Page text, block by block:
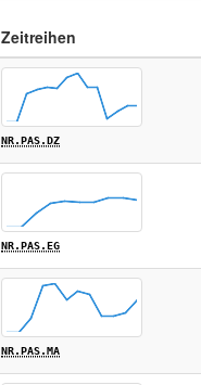
Zeitreihen
NR.PAS.DZ
NR.PAS.EG
NR.PAS.MA